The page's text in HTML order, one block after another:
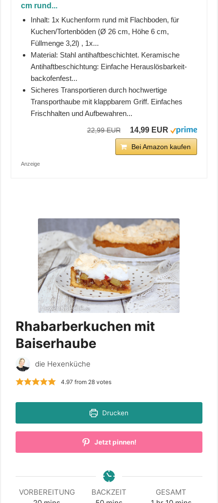
cm rund...
Inhalt: 1x Kuchenform rund mit Flachboden, für
Kuchen/Tortenböden (Ø 26 cm, Höhe 6 cm,
Füllmenge 3,2l) , 1x...
Material: Stahl antihaftbeschichtet. Keramische
Antihaftbeschichtung: Einfache Herauslösbarkeit-
backofenfest...
Sicheres Transportieren durch hochwertige
Transporthaube mit klappbarem Griff. Einfaches
Frischhalten und Aufbewahren...
22,99 EUR 14,99 EUR
Bei Amazon kaufen
Anzeige
Rhabarberkuchen mit
Baiserhaube
die Hexenküche
4.97 from 28votes
Drucken
Jetzt pinnen!
VORBEREITUNG
BACKZEIT
GESAMT